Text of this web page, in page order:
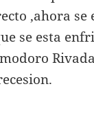
,ahora se
se esta